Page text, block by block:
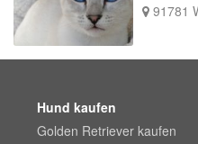
91781
Hund kaufen
Golden Retriever kaufen